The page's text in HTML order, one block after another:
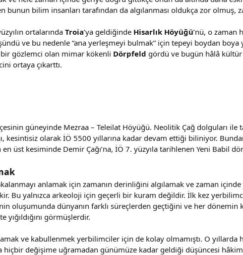
bunun bilim insanları tarafından da algılanması oldukça zor olmuş,
ortalarında Troia’ya geldiğinde Hisarlık Höyüğü’nü, o zaman
ve bu nedenle “ana yerleşmeyi bulmak” için tepeyi boydan
gözlemci olan mimar kökenli Dörpfeld gördü ve bugün hâlâ kültür
ortaya çıkarttı.
güneyinde Mezraa – Teleilat Höyüğü. Neolitik Çağ dolguları ile
kesintisiz olarak İÖ 5500 yıllarına kadar devam ettiği biliniyor.
üst kesiminde Demir Çağı’na, İÖ 7. yüzyıla tarihlenen Yeni Babil
anlamak için zamanın derinliğini algılamak ve zaman
Bu yalnızca arkeoloji için geçerli bir kuram değildir. İlk kez
oluşumunda dünyanın farklı süreçlerden geçtiğini ve her
yığıldığını görmüşlerdir.
ve kabullenmek yerbilimciler için de kolay olmamıştı. O yıllarda
hiçbir değişime uğramadan günümüze kadar geldiği düşüncesi